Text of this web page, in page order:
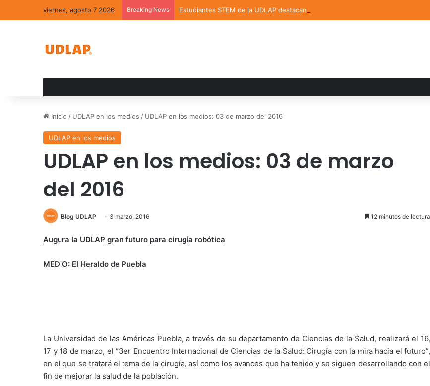
viernes, agosto 7 2026 Breaking News Estudiantes STEM de la UDLAP destacan en el MUTVI 2026
Inicio / UDLAP en los medios / UDLAP en los medios: 03 de marzo del 2016
UDLAP en los medios
UDLAP en los medios: 03 de marzo
del 2016
Blog UDLAP 3 marzo, 2016 12 minutos de lectura
Augura la UDLAP gran futuro para cirugía robótica
MEDIO: El Heraldo de Puebla
La Universidad de las Américas Puebla, a través de su departamento de Ciencias de la Salud, realizará el 16,
17 y 18 de marzo, el “3er Encuentro Internacional de Ciencias de la Salud: Cirugía con la mira hacia el futuro”,
en el que se tratará el tema de la cirugía, así como los avances que ha tenido y se siguen desarrollando con el
fin de mejorar la salud de la población.